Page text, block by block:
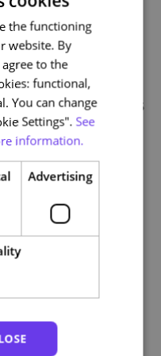
" identifica estes
para reduzir a
real dos
padrões de
curso em função do
coerente
atividades que
a situar-se e a
PORTUGUESE
ENGLISH
the functioning
website. By
to the
functional,
You can change
Settings". See
information.
Advertising